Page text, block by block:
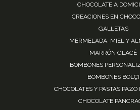
CHOCOLATE A
CREACIONES EN
GALLETAS
MERMELADA, MIEL Y
MARRÓN GLACÉ
BOMBONES
BOMBONES BOLÇI
CHOCOLATES Y PASTAS PAZO
CHOCOLATE